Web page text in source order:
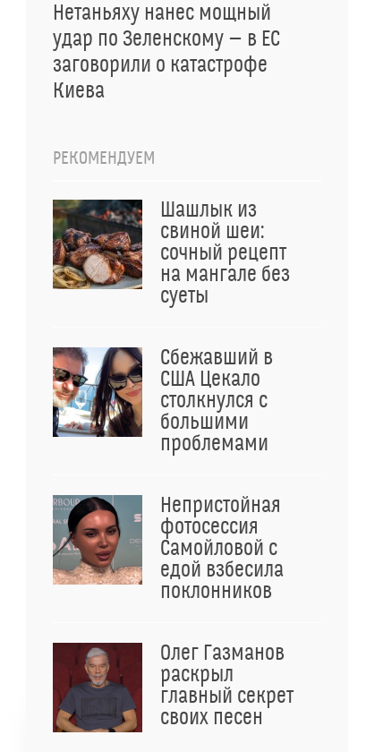
Нетаньяху нанес мощный
удар по Зеленскому — в ЕС
заговорили о катастрофе
Киева
РЕКОМЕНДУЕМ
Шашлык из
свиной шеи:
сочный рецепт
на мангале без
суеты
Сбежавший в
США Цекало
столкнулся с
большими
проблемами
Непристойная
фотосессия
Самойловой с
едой взбесила
поклонников
Олег Газманов
раскрыл
главный секрет
своих песен